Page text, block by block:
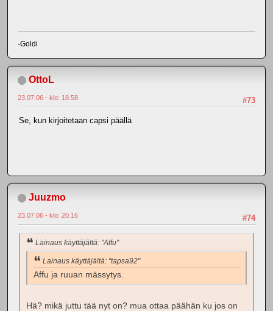
-Goldi
OttoL
#73
23.07.06 - klo: 18.58
Se, kun kirjoitetaan capsi päällä
Juuzmo
#74
23.07.06 - klo: 20.16
Lainaus käyttäjältä: "Affu"
Lainaus käyttäjältä: "tapsa92"
Affu ja ruuan mässytys.
Hä? mikä juttu tää nyt on? mua ottaa päähän ku jos on